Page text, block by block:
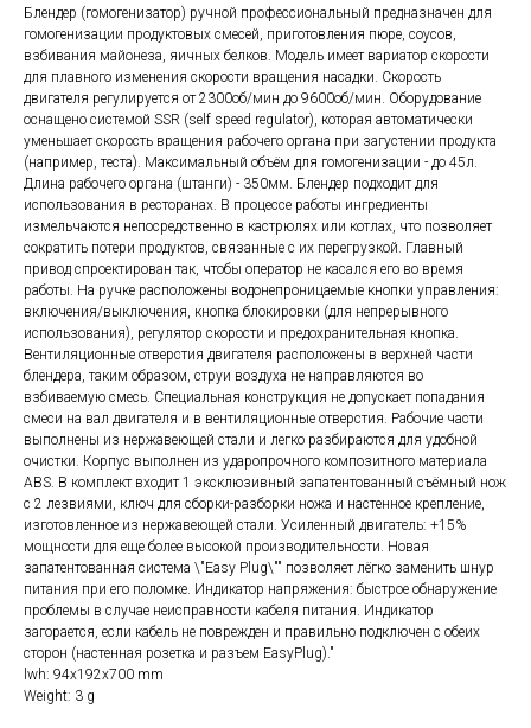
Блендер (гомогенизатор) ручной профессиональный предназначен для
гомогенизации продуктовых смесей, приготовления пюре, соусов,
взбивания майонеза, яичных белков. Модель имеет вариатор скорости
для плавного изменения скорости вращения насадки. Скорость
двигателя регулируется от 2300об/мин до 9600об/мин. Оборудование
оснащено системой SSR (self speed regulator), которая автоматически
уменьшает скорость вращения рабочего органа при загустении продукта
(например, теста). Максимальный объём для гомогенизации - до 45л.
Длина рабочего органа (штанги) - 350мм. Блендер подходит для
использования в ресторанах. В процессе работы ингредиенты
измельчаются непосредственно в кастрюлях или котлах, что позволяет
сократить потери продуктов, связанные с их перегрузкой. Главный
привод спроектирован так, чтобы оператор не касался его во время
работы. На ручке расположены водонепроницаемые кнопки управления:
включения/выключения, кнопка блокировки (для непрерывного
использования), регулятор скорости и предохранительная кнопка.
Вентиляционные отверстия двигателя расположены в верхней части
блендера, таким образом, струи воздуха не направляются во
взбиваемую смесь. Специальная конструкция не допускает попадания
смеси на вал двигателя и в вентиляционные отверстия. Рабочие части
выполнены из нержавеющей стали и легко разбираются для удобной
очистки. Корпус выполнен из ударопрочного композитного материала
ABS. В комплект входит 1 эксклюзивный запатентованный съёмный нож
с 2 лезвиями, ключ для сборки-разборки ножа и настенное крепление,
изготовленное из нержавеющей стали. Усиленный двигатель: +15%
мощности для еще более высокой производительности. Новая
запатентованная система \"Easy Plug\"" позволяет лёгко заменить шнур
питания при его поломке. Индикатор напряжения: быстрое обнаружение
проблемы в случае неисправности кабеля питания. Индикатор
загорается, если кабель не поврежден и правильно подключен с обеих
сторон (настенная розетка и разъем EasyPlug)."
lwh: 94x192x700 mm
Weight: 3 g